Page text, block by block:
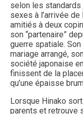
selon les standards
sexes à l’arrivée
amitiés à deux
son “partenaire”
guerre spatiale. Son
mariage arrangé,
société japonaise
finissent de la
qu’une épaisse
Lorsque Hinako
parents et retrouve